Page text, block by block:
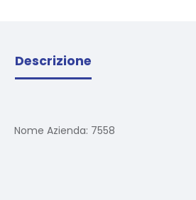
Descrizione
Nome Azienda: 7558